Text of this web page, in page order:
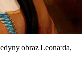
obraz Leonarda,